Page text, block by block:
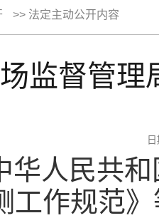
>> 法定主动公开内容
监督管理
华人民共
工作规范